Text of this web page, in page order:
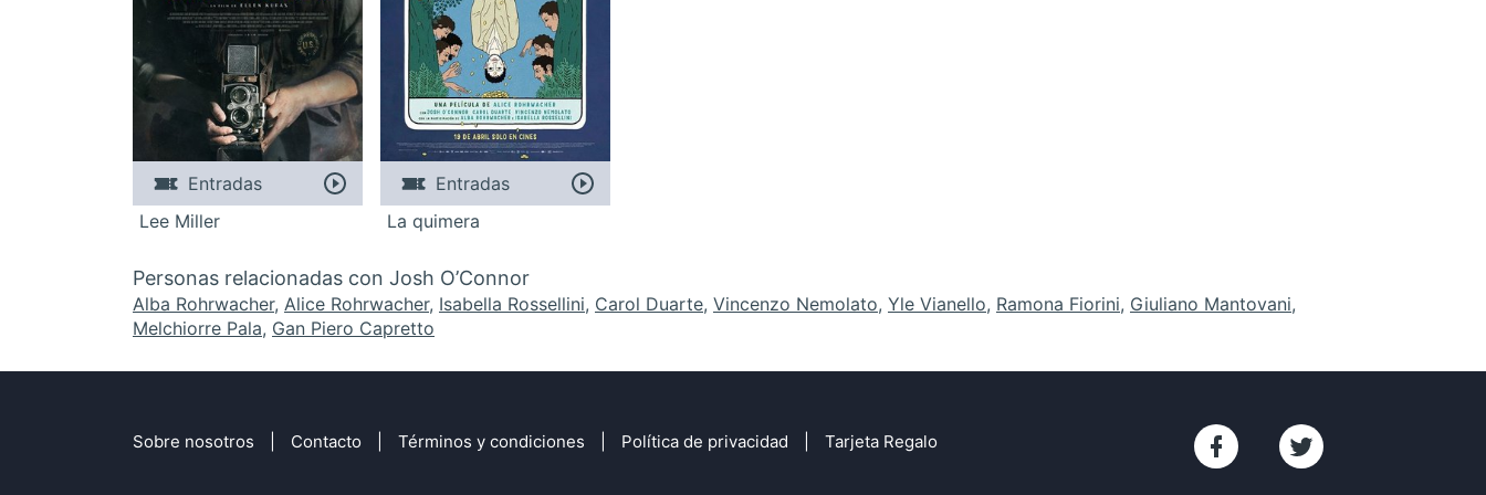
Entradas
Lee Miller
Entradas
La quimera
Personas relacionadas con Josh O’Connor
Alba Rohrwacher, Alice Rohrwacher, Isabella Rossellini, Carol Duarte, Vincenzo Nemolato, Yle Vianello, Ramona Fiorini, Giuliano Mantovani,
Melchiorre Pala, Gan Piero Capretto
Sobre nosotros Contacto Términos y condiciones Política de privacidad Tarjeta Regalo